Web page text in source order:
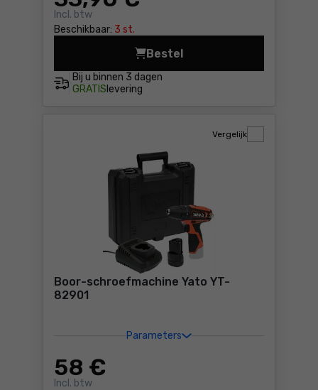
Incl. btw
Beschikbaar: 3 st.
Bij u binnen 3 dagen
GRATIS levering
Bestel
Boor-schroefmachine Yato
Boor-schroefmachine Yato YT-
82901
Parameters
58 €
Incl. btw
Vergelijk